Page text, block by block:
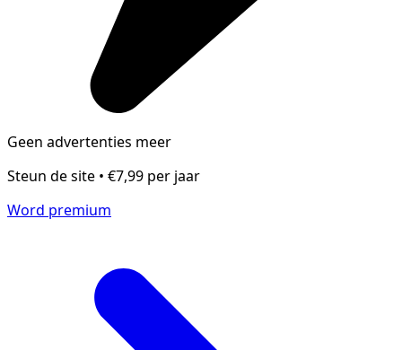
Geen advertenties meer
Steun de site • €7,99 per jaar
Word premium